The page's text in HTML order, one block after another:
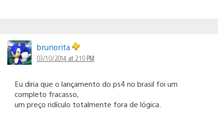
brunorita
03/10/2014 at 2:10 PM
Eu diria que o lançamento do ps4 no brasil foi um
completo fracasso,
um preço ridículo totalmente fora de lógica.